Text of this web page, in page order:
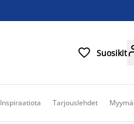
 Suosikit
Inspiraatiota Tarjouslehdet